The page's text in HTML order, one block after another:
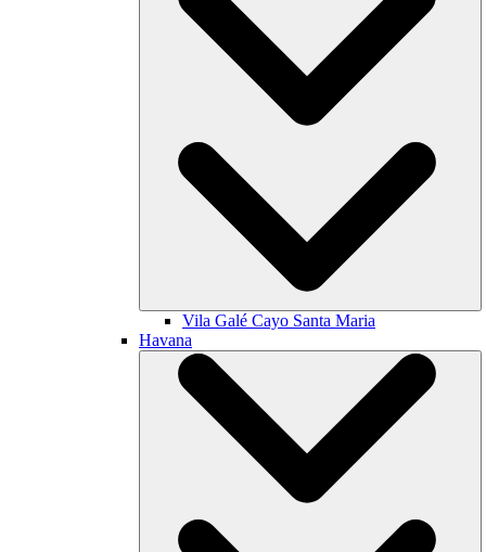
Vila Galé Cayo Santa Maria
Havana